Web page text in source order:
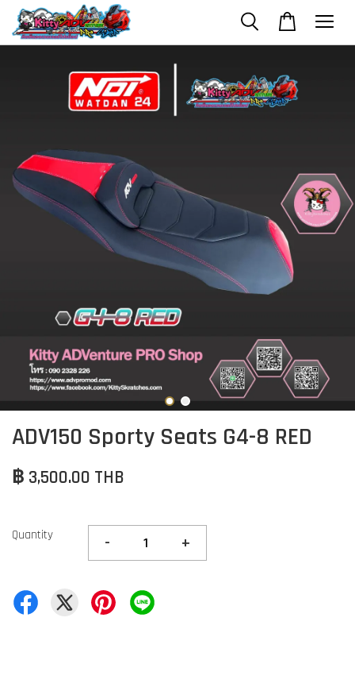
ADV150 Sporty Seats G4-8 RED
฿ 3,500.00 THB
Quantity - +